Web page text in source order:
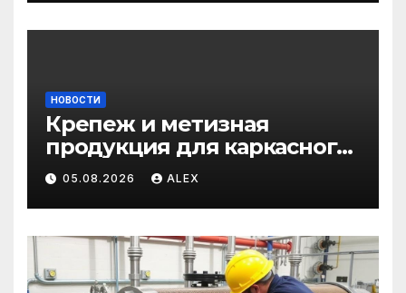
НОВОСТИ
Крепеж и метизная
продукция для каркасного
и загородного
строительства: от
саморезов до анкеров
05.08.2026 ALEX